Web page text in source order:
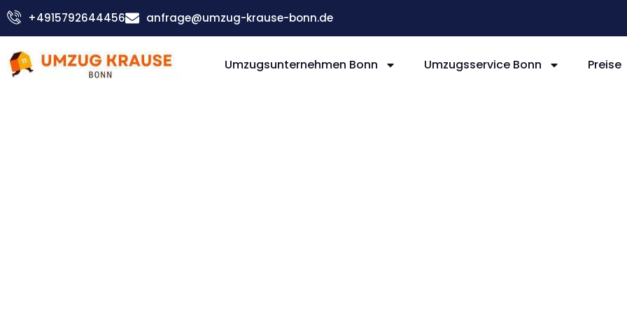
Zum
Inhalt
+4915792644456 anfrage@umzug-krause-bonn.de
Umzugsunternehmen Bonn Umzugsservice Bonn Preise